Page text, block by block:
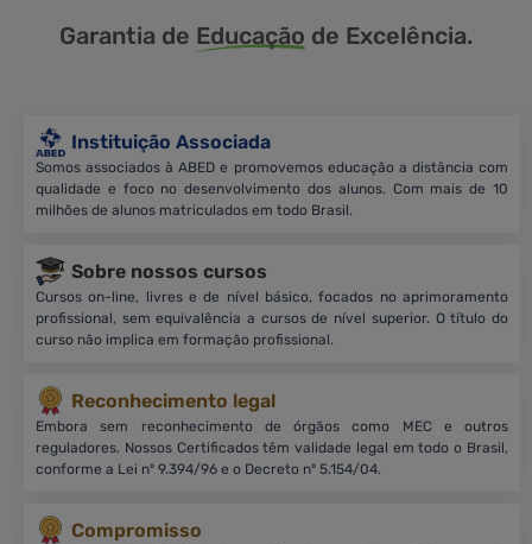
Garantia de Educação de Excelência.
Instituição Associada
Somos associados à ABED e promovemos educação a distância com
qualidade e foco no desenvolvimento dos alunos. Com mais de 10
milhões de alunos matriculados em todo Brasil.
Sobre nossos cursos
Cursos on-line, livres e de nível básico, focados no aprimoramento
profissional, sem equivalência a cursos de nível superior. O título do
curso não implica em formação profissional.
Reconhecimento legal
Embora sem reconhecimento de órgãos como MEC e outros
reguladores. Nossos Certificados têm validade legal em todo o Brasil,
conforme a Lei nº 9.394/96 e o Decreto nº 5.154/04.
Compromisso